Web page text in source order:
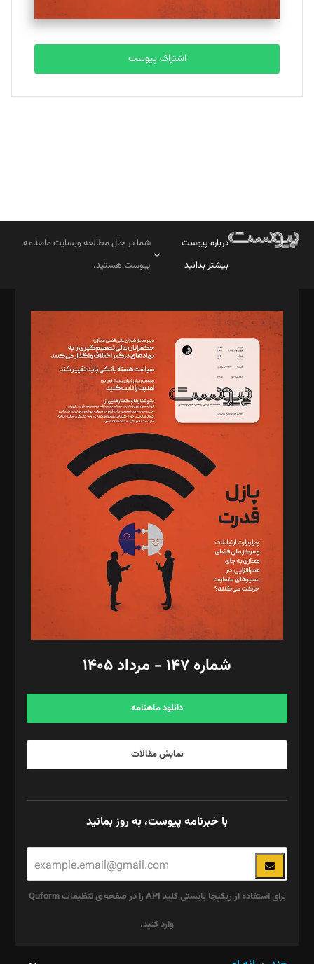
مصطفی مسجدی آرانی
تحریریه
بابک نقاش
تحریریه
اشتراک پیوست
درباره پیوست
بیشتر بدانید
شما در حال مطالعه وبسایت ماهنامه
پیوست هستید.
مدیر مسئول: محمدباقر اثنی‌عشری
سردبیر: مهرک محمودی
دبیر تحریریه: میثم قاسمی
د‌بیر ناداستان: سمانه سمیع
د‌بیر خدمت و تجارت: ابوالفضل رجبی
د‌بیر حقوق فناوری: حسام‌الدین ایپکچی
د‌بیر پیوست جهان: مینا پاکدل
د‌بیر تحریریه آنلاین: بابک نقاش
تحریریه‌: مجتبی محمود‌ی، آرش برهمند، یسنا امان‌پور، سروش کرمیان،
مصطفی مسجدی آرانی، ابوالفضل رجبی، زهرا فکرانه، فائزه فتحی
رستمی،مصطفی باستان
ویرایش: نگار استاد‌‌آقا
طراح یونیفرم: مجید توکلی
فیلمبرداری و عکاسی: امیر شفیعی، مانی لطفی زاده
گرافیک و صفحه‌آرایی: سید‌سبحان‌علی ثابت
مد‌یر توسعه تجاری: کامبیز برید‌
امور مالی: شاپور رهبری، محمد‌ کاظمی‌نیا
آگهی و مشترکین: ۰۹۱۹۹۹۹۰۴۵۴
شماره ۱۴۷ - مرداد ۱۴۰۵
دانلود ماهنامه
نمایش مقالات
با خبرنامه پیوست، به روز بمانید
برای استفاده از ریکپچا بایستی کلید API را در صفحه ی تنظیمات Quform
وارد کنید.